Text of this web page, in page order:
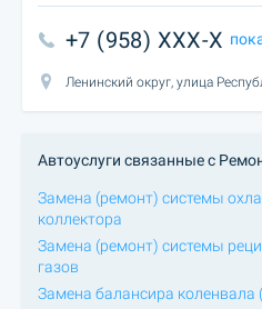
+7 (958) XXX-X
Ленинский округ, улица
Автоуслуги связанные с
Замена (ремонт) системы
коллектора
Замена (ремонт) системы
газов
Замена балансира коленвала